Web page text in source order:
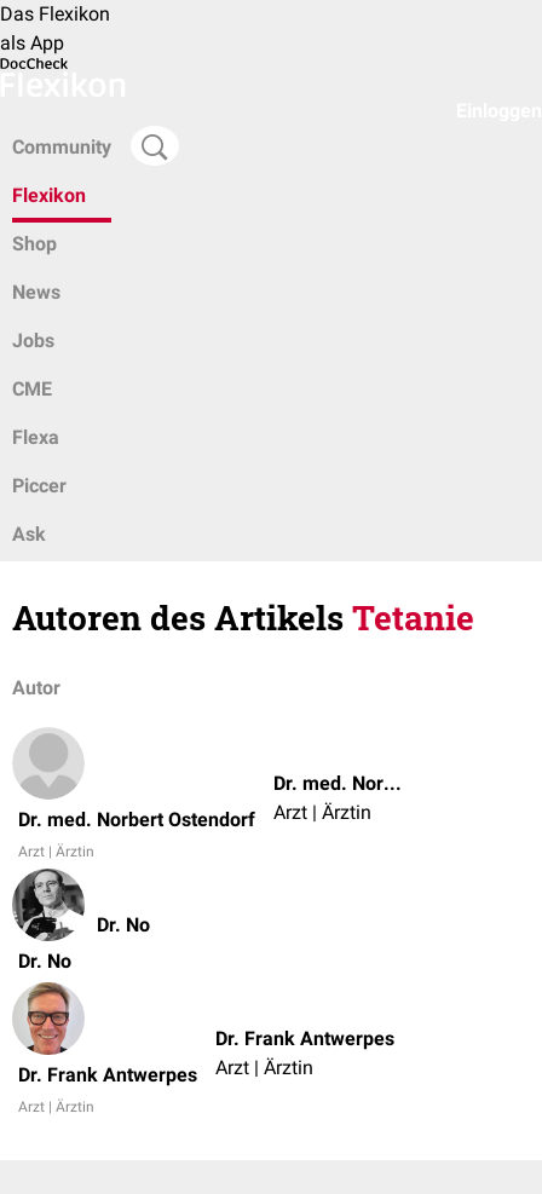
Das Flexikon
als App
Community
Flexikon
Shop
News
Jobs
CME
Flexa
Piccer
Ask
Autoren des ArtikelsTetanie
Autor
Dr. med. Norbert Ostendorf
Arzt | Ärztin
Dr. med. Norbert Ostendorf
Arzt | Ärztin
Dr. No
Dr. No
Dr. Frank Antwerpes
Arzt | Ärztin
Dr. Frank Antwerpes
Arzt | Ärztin